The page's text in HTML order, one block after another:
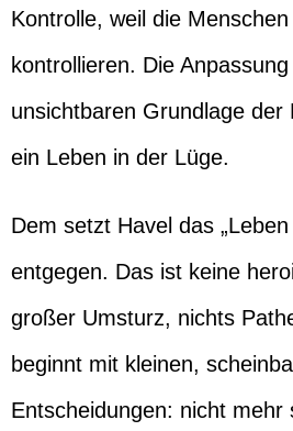
Kontrolle, weil die
kontrollieren. Die
unsichtbaren Grundlage
ein Leben in der Lüge.
Dem setzt Havel das
entgegen. Das ist keine
großer Umsturz, nichts
beginnt mit kleinen,
Entscheidungen: nicht mehr